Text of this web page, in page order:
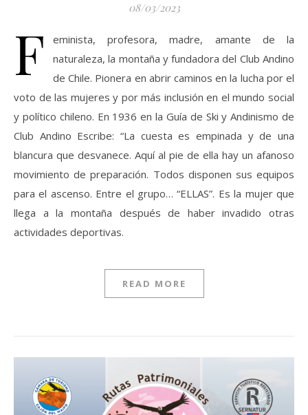
08/03/2023
F
eminista, profesora, madre, amante de la
naturaleza, la montaña y fundadora del Club Andino
de Chile. Pionera en abrir caminos en la lucha por el
voto de las mujeres y por más inclusión en el mundo social
y político chileno. En 1936 en la Guía de Ski y Andinismo de
Club Andino Escribe: “La cuesta es empinada y de una
blancura que desvanece. Aquí al pie de ella hay un afanoso
movimiento de preparación. Todos disponen sus equipos
para el ascenso. Entre el grupo… “ELLAS”. Es la mujer que
llega a la montaña después de haber invadido otras
actividades deportivas.
READ MORE